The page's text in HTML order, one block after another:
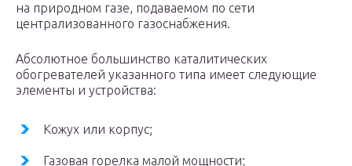
на природном газе, подаваемом по сети
централизованного газоснабжения.
Абсолютное большинство каталитических
обогревателей указанного типа имеет следующие
элементы и устройства:
Кожух или корпус;
Газовая горелка малой мощности;